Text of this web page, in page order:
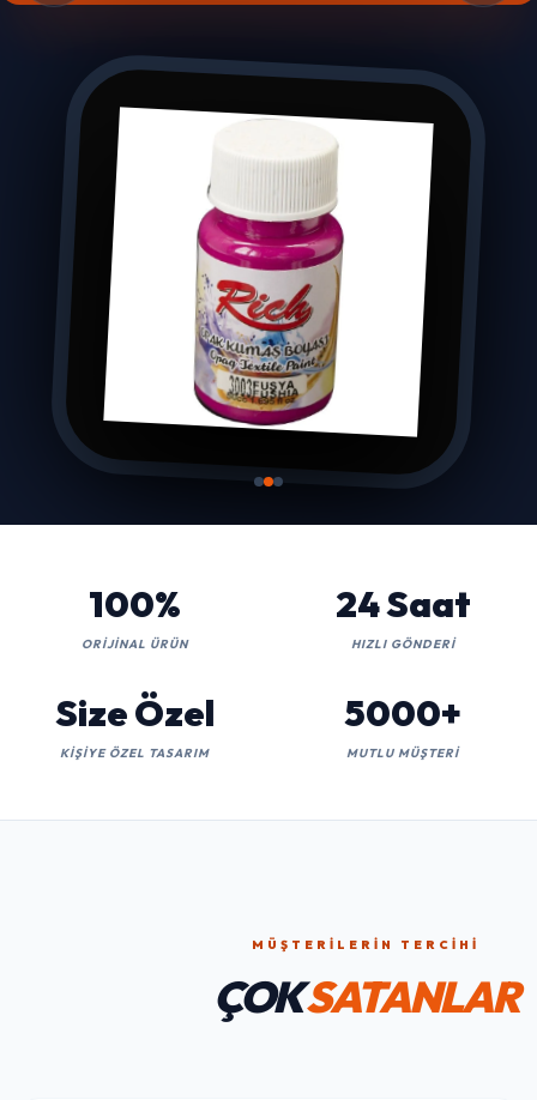
100%
ORIJINAL ÜRÜN
24 Saat
HIZLI GÖNDERI
Size Özel
KIŞIYE ÖZEL TASARIM
5000+
MUTLU MÜŞTERI
MÜŞTERILERIN TERCIHI
ÇOKSATANLAR